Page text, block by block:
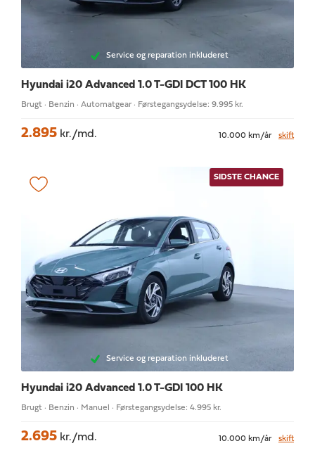
Service og reparation inkluderet
Hyundai i20 Advanced 1.0 T-GDI DCT 100 HK
Brugt · Benzin · Automatgear · Førstegangsydelse: 9.995 kr.
2.895 kr./md. 10.000 km/år skift
SIDSTE CHANCE
Service og reparation inkluderet
Hyundai i20 Advanced 1.0 T-GDI 100 HK
Brugt · Benzin · Manuel · Førstegangsydelse: 4.995 kr.
2.695 kr./md. 10.000 km/år skift